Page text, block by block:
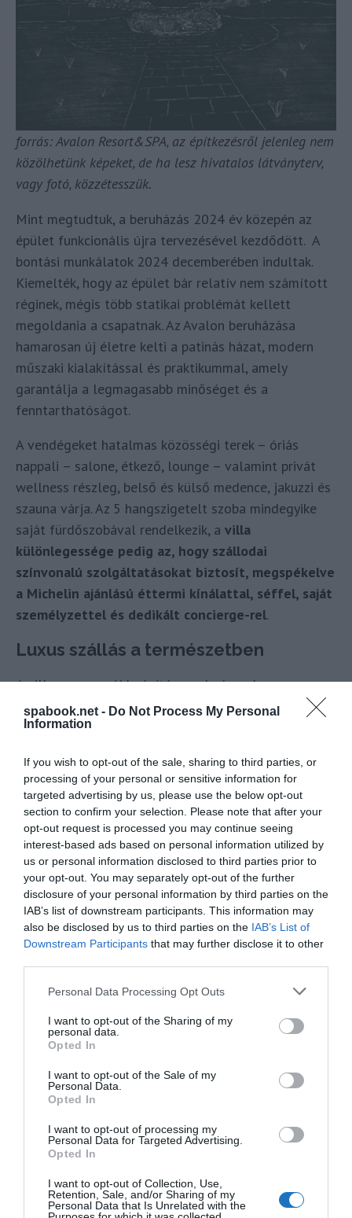
spabook.net - Do Not Process My Personal
Information
If you wish to opt-out of the sale, sharing to third parties, or
processing of your personal or sensitive information for
targeted advertising by us, please use the below opt-out
section to confirm your selection. Please note that after your
opt-out request is processed you may continue seeing
interest-based ads based on personal information utilized by
us or personal information disclosed to third parties prior to
your opt-out. You may separately opt-out of the further
disclosure of your personal information by third parties on the
IAB’s list of downstream participants. This information may
also be disclosed by us to third parties on the IAB’s List of
Downstream Participants that may further disclose it to other
Please note that this website/app uses one or more Google
not limited to your visit or usage behaviour. You may click to
grant or deny consent to Google and its third-party tags to
use your data for below specified purposes in below Google
consent section.
Personal Data Processing Opt Outs
I want to opt-out of the Sharing of my
personal data.
Opted In
I want to opt-out of the Sale of my
Personal Data.
Opted In
I want to opt-out of processing my
Personal Data for Targeted Advertising.
Opted In
I want to opt-out of Collection, Use,
Retention, Sale, and/or Sharing of my
Personal Data that Is Unrelated with the
forrás: Avalon Resort&SPA, az építkezésről jelenleg nem
közölhetünk képeket, de ha lesz hivatalos látványterv,
vagy fotó, közzétesszük.
Mint megtudtuk, a beruházás 2024 év közepén az
épület funkcionális újra tervezésével kezdődött. A
bontási munkálatok 2024 decemberében indultak.
Kiemelték, hogy az épület bár relatív nem számított
réginek, mégis több statikai problémát kellett
megoldania a csapatnak. Az Avalon beruházása
hamarosan új életre kelti a patinás házat, modern
műszaki kialakítással és praktikummal, amely
garantálja a legmagasabb minőséget és a
fenntarthatóságot.
A vendégeket hatalmas közösségi terek – óriás
nappali – salone, étkező, lounge – valamint privát
wellness részleg, belső és külső medence, jakuzzi és
szauna várja. Az 5 hangszigetelt szoba mindegyike
saját fürdőszobával rendelkezik, a villa
különlegessége pedig az, hogy szállodai
színvonalú szolgáltatásokat biztosít, megspékelve
a Michelin ajánlású éttermi kínálattal, séffel, saját
személyzettel és dedikált concierge-rel.
Luxus szállás a természetben
A villa nem egy új beépítés eredménye, hanem egy
meglévő, elhagyatott épület újjászületéséről van
szó, amely során a zöldfelületek is megújulnak és a
kivitelezés során nagy szerepet kapott a
környezetvédelem, minden egészséges fát óvnak és
gondoznak, a kert koncepciója is ezek köré épült! A
fejlesztők célja a természeti értékek megőrzése
mellett az, hogy a villa szinte észrevétlenül simuljon
bele a tájba. A hatalmas lombkoronák alatt megbúvó
épület így egyszerre kínál majd teljes nyugalmat,
mégis elérhető közelséget a város és az Avalon Park
élményeihez.
Mikor nyit az Avalon Luxury Villa?
kielégítő luxus villa információink szerint az
előfoglalási lehetőséget is hamarosan megnyitja, az
érdeklődők addig azAvalon Luxury Villa hivatalos
weboldalánfeliratkozhatnak a hely hírlevelére, hogy
kapcsolatban minden információról első kézből
értesüljenek.
Új szegmens a belföldi luxus